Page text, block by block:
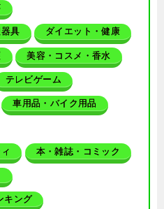
具 ダイエット・健康
美容・コスメ・香水
テレビゲーム
車用品・バイク用品
本・雑誌・コミック
キング